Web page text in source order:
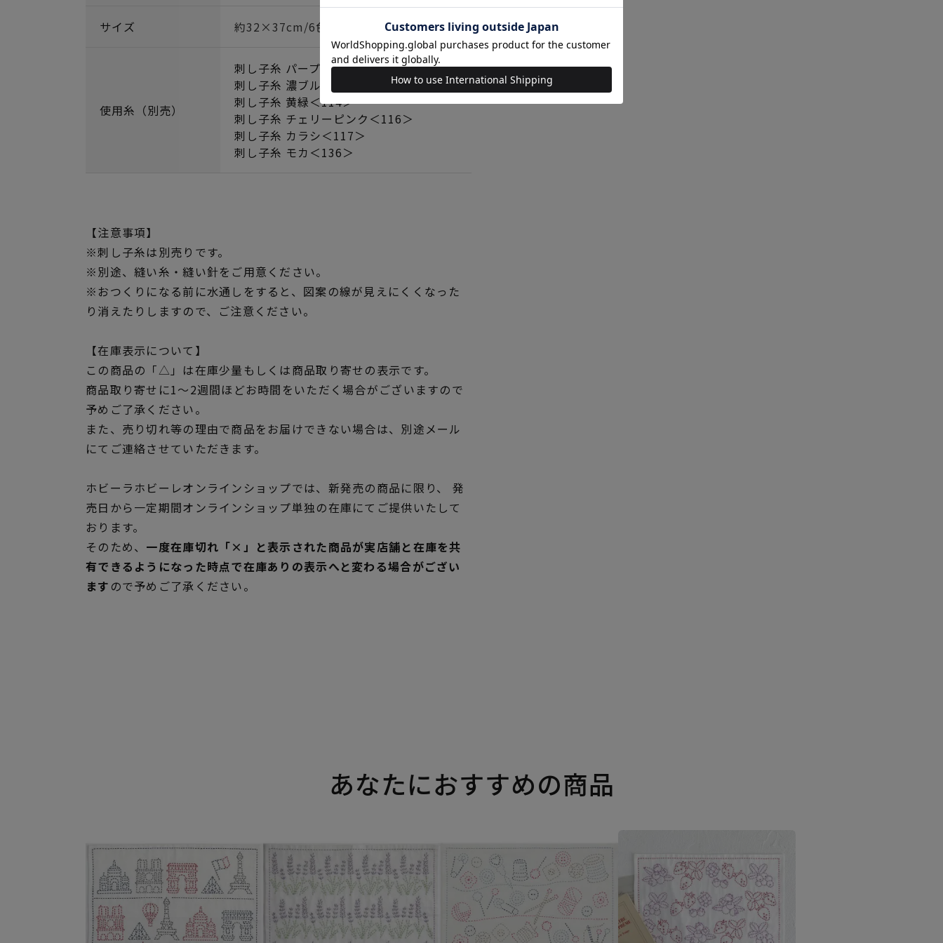
サイズ 約32×37cm/6色刺し
使用糸（別売）
刺し子糸 パープル＜112＞
刺し子糸 濃ブルー＜113＞
刺し子糸 黄緑＜114＞
刺し子糸 チェリーピンク＜116＞
刺し子糸 カラシ＜117＞
刺し子糸 モカ＜136＞
【注意事項】
※刺し子糸は別売りです。
※別途、縫い糸・縫い針をご用意ください。
※おつくりになる前に水通しをすると、図案の線が見えにくくなった
り消えたりしますので、ご注意ください。
【在庫表示について】
この商品の「△」は在庫少量もしくは商品取り寄せの表示です。
商品取り寄せに1～2週間ほどお時間をいただく場合がございますので
予めご了承ください。
また、売り切れ等の理由で商品をお届けできない場合は、別途メール
にてご連絡させていただきます。
ホビーラホビーレオンラインショップでは、新発売の商品に限り、 発
売日から一定期間オンラインショップ単独の在庫にてご提供いたして
おります。
そのため、 一度在庫切れ「×」と表示された商品が実店舗と在庫を共
有できるようになった時点で在庫ありの表示へと変わる場合がござい
ます ので予めご了承ください。
あなたにおすすめの商品